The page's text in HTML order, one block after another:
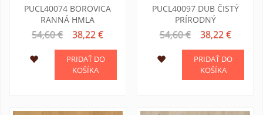
PUCL40074 BOROVICA
RANNÁ HMLA
54,60 € 38,22 €
PRIDAŤ DO
KOŠÍKA
PUCL40097 DUB ČISTÝ
PRÍRODNÝ
54,60 € 38,22 €
PRIDAŤ DO
KOŠÍKA